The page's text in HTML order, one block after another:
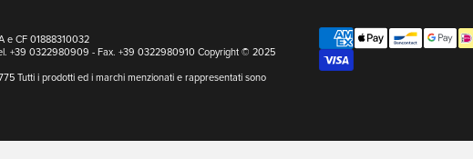
e CF 01888310032
+39 0322980909 - Fax. +39 0322980910 Copyright © 2025
Tutti i prodotti ed i marchi menzionati e rappresentati sono